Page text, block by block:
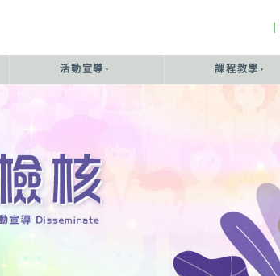
活動宣導 課程教學